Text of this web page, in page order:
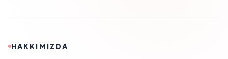
HAKKIMIZDA